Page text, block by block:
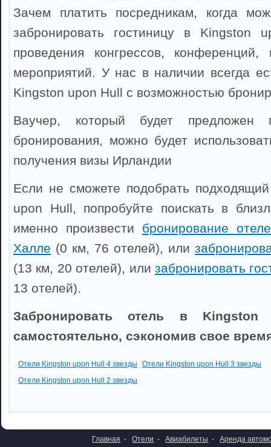
Зачем платить посредникам, когда
забронировать гостиницу в Kingston
проведения конгрессов, конференций,
мероприятий. У нас в наличии всегда
Kingston upon Hull с возможностью
Ваучер, который будет предложен
бронирования, можно будет
получения визы Ирландии
Если не сможете подобрать
upon Hull, попробуйте поискать в
именно произвести бронирование
Халле (0 км, 76 отелей), или
(13 км, 20 отелей), или забронировать
13 отелей).
Забронировать отель в
самостоятельно, сэкономив свое
Отели Kingston upon Hull 4 звезды
Отели Kingston upon Hull 3 звезды
Отели Kingston upon Hull 2 звезды
Главная - Отели - Авиабилеты - Аренда